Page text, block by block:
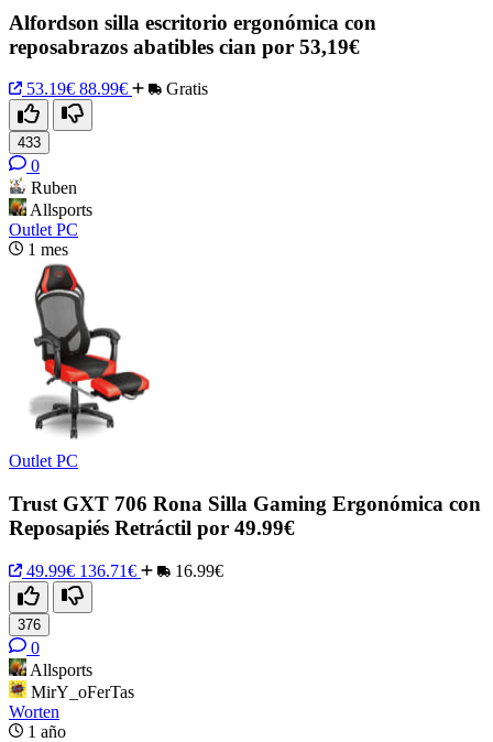
Alfordson silla escritorio ergonómica con
reposabrazos abatibles cian por 53,19€
53.19€ 88.99€ Gratis
433
0
Ruben
Allsports
Outlet PC
1 mes
Outlet PC
Trust GXT 706 Rona Silla Gaming Ergonómica con
Reposapiés Retráctil por 49.99€
49.99€ 136.71€ 16.99€
376
0
Allsports
MirY_oFerTas
Worten
1 año